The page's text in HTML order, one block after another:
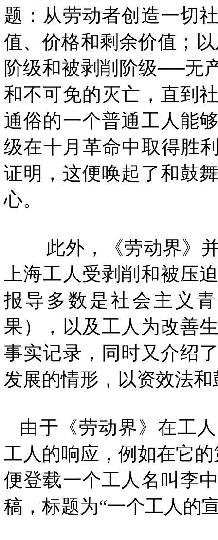
题：从劳动者创造一切
值、价格和剩余价值；
阶级和被剥削阶级──无
和不可免的灭亡，直到
通俗的一个普通工人能
级在十月革命中取得胜
证明，这便唤起了和鼓
心。
此外，《劳动界》
上海工人受剥削和被压
报导多数是社会主义
果），以及工人为改善
事实记录，同时又介绍
发展的情形，以资效法和
由于《劳动界》在工
工人的响应，例如在它
便登载一个工人名叫李
稿，标题为“一个工人的